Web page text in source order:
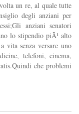
un re, al quale tutte
degli anziani per
anziani senatori
lo stipendio piÃ¹ alto
vita senza versare uno
telefoni, cinema,
che problemi